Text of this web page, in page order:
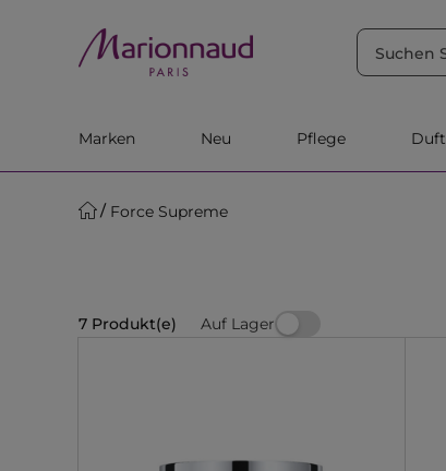
Marken Neu Pflege Duft
Force Supreme
7 Produkt(e) Auf Lager